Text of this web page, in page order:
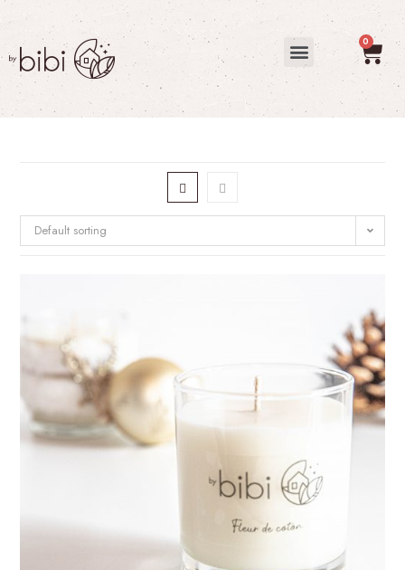
Default sorting